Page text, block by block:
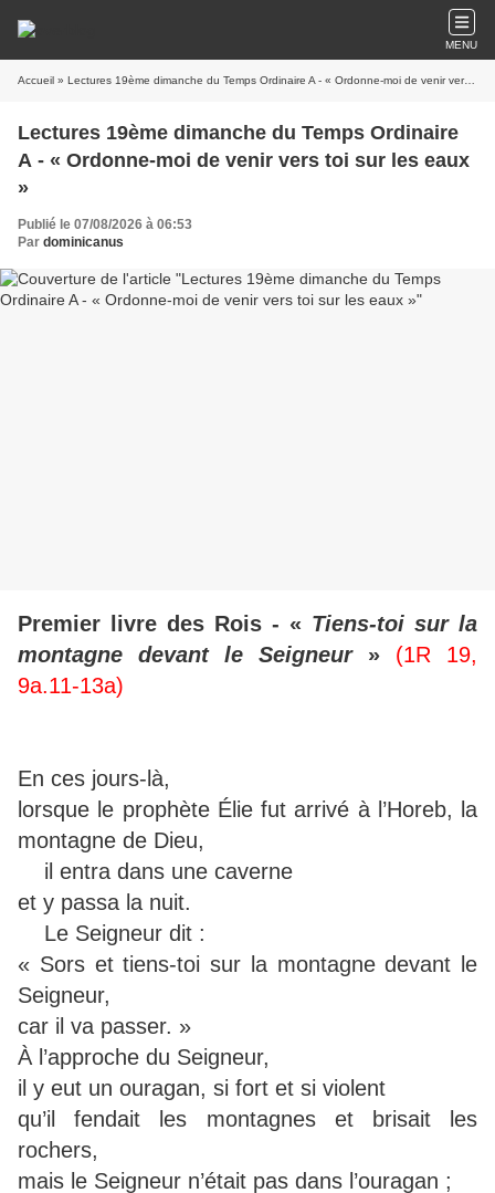
MENU
Accueil » Lectures 19ème dimanche du Temps Ordinaire A - « Ordonne-moi de venir vers toi sur les eaux »
Lectures 19ème dimanche du Temps Ordinaire
A - « Ordonne-moi de venir vers toi sur les eaux
»
Publié le 07/08/2026 à 06:53
Par dominicanus
Premier livre des Rois - « Tiens-toi sur la
montagne devant le Seigneur»
(1R 19,
9a.11-13a)
En ces jours-là,
lorsque le prophète Élie fut arrivé à l’Horeb, la
montagne de Dieu,
il entra dans une caverne
et y passa la nuit.
Le Seigneur dit :
« Sors et tiens-toi sur la montagne devant le
Seigneur,
car il va passer. »
À l’approche du Seigneur,
il y eut un ouragan, si fort et si violent
qu’il fendait les montagnes et brisait les
rochers,
mais le Seigneur n’était pas dans l’ouragan ;